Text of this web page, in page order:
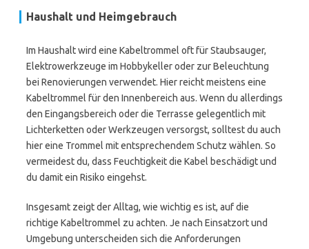
Haushalt und Heimgebrauch
Im Haushalt wird eine Kabeltrommel oft für Staubsauger,
Elektrowerkzeuge im Hobbykeller oder zur Beleuchtung
bei Renovierungen verwendet. Hier reicht meistens eine
Kabeltrommel für den Innenbereich aus. Wenn du allerdings
den Eingangsbereich oder die Terrasse gelegentlich mit
Lichterketten oder Werkzeugen versorgst, solltest du auch
hier eine Trommel mit entsprechendem Schutz wählen. So
vermeidest du, dass Feuchtigkeit die Kabel beschädigt und
du damit ein Risiko eingehst.
Insgesamt zeigt der Alltag, wie wichtig es ist, auf die
richtige Kabeltrommel zu achten. Je nach Einsatzort und
Umgebung unterscheiden sich die Anforderungen